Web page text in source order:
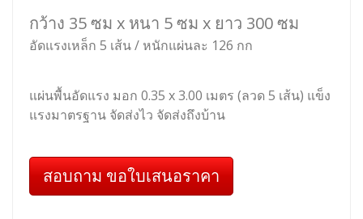
กว้าง 35 ซม x หนา 5 ซม x ยาว 300 ซม
อัดแรงเหล็ก 5 เส้น / หนักแผ่นละ 126 กก
แผ่นพื้นอัดแรง มอก 0.35 x 3.00 เมตร (ลวด 5 เส้น) แข็ง
แรงมาตรฐาน จัดส่งไว จัดส่งถึงบ้าน
สอบถาม ขอใบเสนอราคา